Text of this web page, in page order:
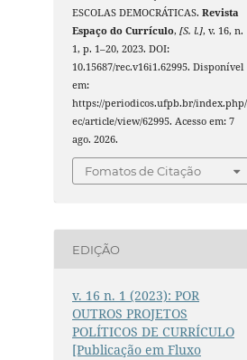
ESCOLAS DEMOCRÁTICAS.Revista
Espaço do Currículo,[S. l.], v. 16, n.
1, p. 1–20, 2023. DOI:
10.15687/rec.v16i1.62995. Disponível
em:
https://periodicos.ufpb.br/
ec/article/view/62995. Acesso em: 7
ago. 2026.
Fomatos de Citação
EDIÇÃO
v. 16 n. 1 (2023): POR
OUTROS PROJETOS
POLÍTICOS DE CURRÍCULO
[Publicação em Fluxo